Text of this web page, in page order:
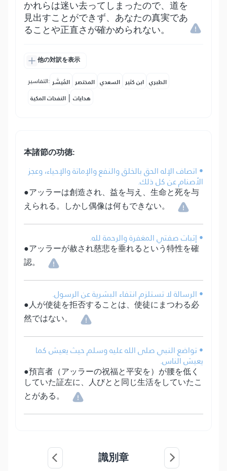
かれらは迷い去ってしまったので、道を
見出すことができず、あなたの真実であ
ることや正直さが確かめられない。
他の対訳を表示
التفاسير: المُيسَّر المختصر السعدي ابن كثير الطبري
النفحات المكية | هدايات
本諸節の功徳:
• اتصاف الإله الحق بالخلق والنفع والإماتة والإحياء، وعجز
الأصنام عن كل ذلك.
●アッラーは創造され、益を与え、生命と死を与
えられる。しかし偶像は何もできない。
• إثبات صفتي المغفرة والرحمة لله.
●アッラーが赦され慈悲を垂れるという特性を確
認。
• الرسالة لا تستلزم انتفاء البشرية عن الرسول.
●人が使徒を拒否することは、使徒にまつわる必
然ではない。
• تواضع النبي صلى الله عليه وسلم حيث يعيش كما
يعيش الناس.
●預言者（アッラーの祝福と平安を）が腰を低く
していた証左に、人びとと同じ生活をしていたこ
とがある。
識別章